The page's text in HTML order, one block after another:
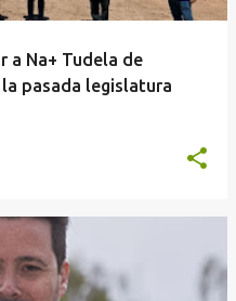
a Na+ Tudela de
pasada legislatura